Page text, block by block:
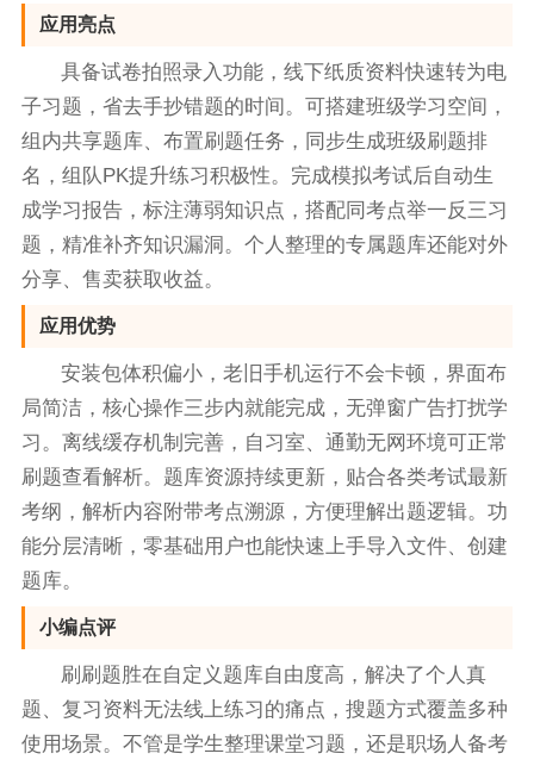
应用亮点
具备试卷拍照录入功能，线下纸质资料快速转为电
子习题，省去手抄错题的时间。可搭建班级学习空间，
组内共享题库、布置刷题任务，同步生成班级刷题排
名，组队PK提升练习积极性。完成模拟考试后自动生
成学习报告，标注薄弱知识点，搭配同考点举一反三习
题，精准补齐知识漏洞。个人整理的专属题库还能对外
分享、售卖获取收益。
应用优势
安装包体积偏小，老旧手机运行不会卡顿，界面布
局简洁，核心操作三步内就能完成，无弹窗广告打扰学
习。离线缓存机制完善，自习室、通勤无网环境可正常
刷题查看解析。题库资源持续更新，贴合各类考试最新
考纲，解析内容附带考点溯源，方便理解出题逻辑。功
能分层清晰，零基础用户也能快速上手导入文件、创建
题库。
小编点评
刷刷题胜在自定义题库自由度高，解决了个人真
题、复习资料无法线上练习的痛点，搜题方式覆盖多种
使用场景。不管是学生整理课堂习题，还是职场人备考